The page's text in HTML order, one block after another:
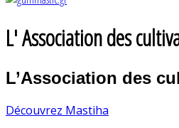
L' Association des
L’Association des
Découvrez Mastiha